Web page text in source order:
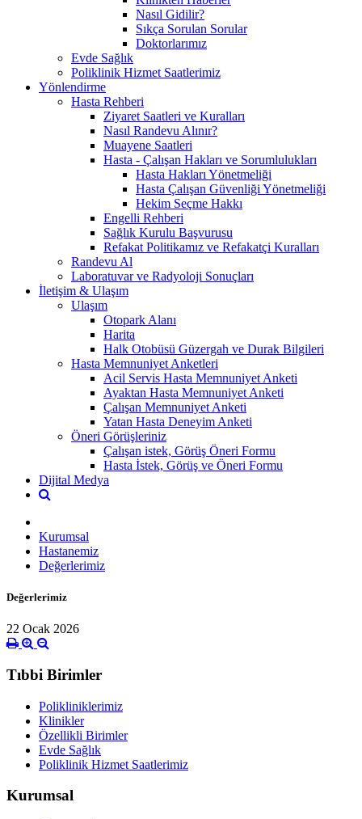
Nasıl Gidilir?
Sıkça Sorulan Sorular
Doktorlarımız
Evde Sağlık
Poliklinik Hizmet Saatlerimiz
Yönlendirme
Hasta Rehberi
Ziyaret Saatleri ve Kuralları
Nasıl Randevu Alınır?
Muayene Saatleri
Hasta - Çalışan Hakları ve Sorumlulukları
Hasta Hakları Yönetmeliği
Hasta Çalışan Güvenliği Yönetmeliği
Hekim Seçme Hakkı
Engelli Rehberi
Sağlık Kurulu Başvurusu
Refakat Politikamız ve Refakatçi Kuralları
Randevu Al
Laboratuvar ve Radyoloji Sonuçları
İletişim & Ulaşım
Ulaşım
Otopark Alanı
Harita
Halk Otobüsü Güzergah ve Durak Bilgileri
Hasta Memnuniyet Anketleri
Acil Servis Hasta Memnuniyet Anketi
Ayaktan Hasta Memnuniyet Anketi
Çalışan Memnuniyet Anketi
Yatan Hasta Deneyim Anketi
Öneri Görüşleriniz
Çalışan istek, Görüş Öneri Formu
Hasta İstek, Görüş ve Öneri Formu
Dijital Medya
Kurumsal
Hastanemiz
Değerlerimiz
Değerlerimiz
22 Ocak 2026
Tıbbi Birimler
Polikliniklerimiz
Klinikler
Özellikli Birimler
Evde Sağlık
Poliklinik Hizmet Saatlerimiz
Kurumsal